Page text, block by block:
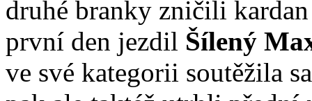
druhé branky zničili
první den jezdil Šílený
ve své kategorii soutěžila